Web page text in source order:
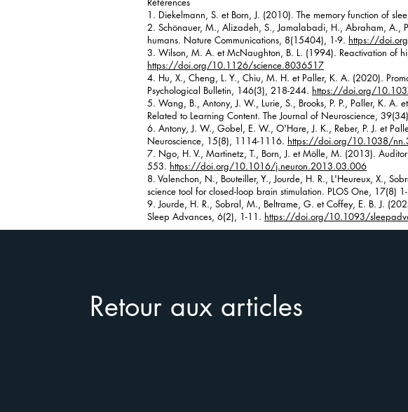
1. Diekelmann, S. et Born, J. (2010). The memory function of
2. Schönauer, M., Alizadeh, S., Jamalabadi, H., Abraham, A.,
humans. Nature Communications, 8(15404), 1-9. https://
3. Wilson, M. A. et McNaughton, B. L. (1994). Reactivation of
https://doi.org/10.1126/science.8036517
4. Hu, X., Cheng, L. Y., Chiu, M. H. et Paller, K. A. (2020).
Psychological Bulletin, 146(3), 218-244. https://doi.org/
5. Wang, B., Antony, J. W., Lurie, S., Brooks, P. P., Paller, K.
Related to Learning Content. The Journal of Neuroscience,
6. Antony, J. W., Gobel, E. W., O'Hare, J. K., Reber, P. J. et
Neuroscience, 15(8), 1114-1116. https://doi.org/10.1038/
7. Ngo, H. V., Martinetz, T., Born, J. et Mölle, M. (2013).
553. https://doi.org/10.1016/j.neuron.2013.03.006
8. Valenchon, N., Bouteiller, Y., Jourde, H. R., L'Heureux, X.,
science tool for closed-loop brain stimulation. PLOS One, 17(8)
9. Jourde, H. R., Sobral, M., Beltrame, G. et Coffey, E. B. J.
Sleep Advances, 6(2), 1-11. https://doi.org/10.1093/
Retour aux articles